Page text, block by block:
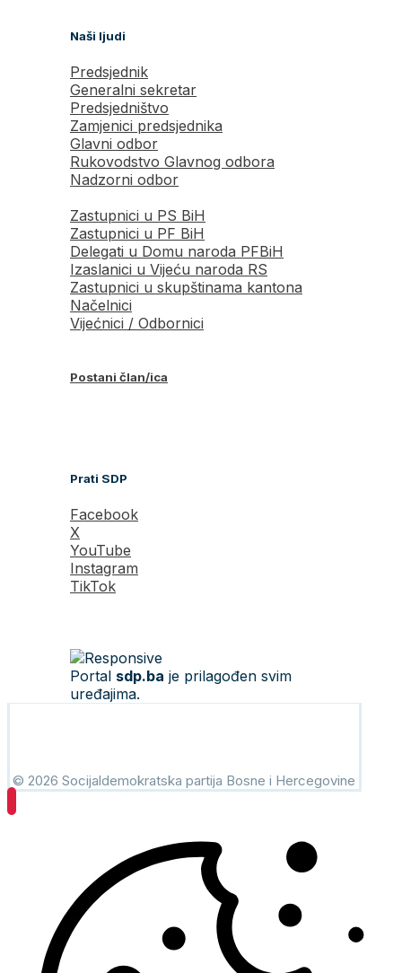
Naši ljudi
Predsjednik
Generalni sekretar
Predsjedništvo
Zamjenici predsjednika
Glavni odbor
Rukovodstvo Glavnog odbora
Nadzorni odbor
Zastupnici u PS BiH
Zastupnici u PF BiH
Delegati u Domu naroda PFBiH
Izaslanici u Vijeću naroda RS
Zastupnici u skupštinama kantona
Načelnici
Vijećnici / Odbornici
Postani član/ica
Prati SDP
Facebook
X
YouTube
Instagram
TikTok
Portal sdp.ba je prilagođen svim
uređajima.
© 2026 Socijaldemokratska partija Bosne i Hercegovine